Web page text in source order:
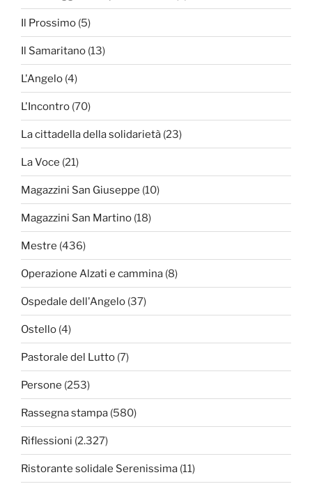
Il Prossimo (5)
Il Samaritano (13)
L'Angelo (4)
L'Incontro (70)
La cittadella della solidarietà (23)
La Voce (21)
Magazzini San Giuseppe (10)
Magazzini San Martino (18)
Mestre (436)
Operazione Alzati e cammina (8)
Ospedale dell'Angelo (37)
Ostello (4)
Pastorale del Lutto (7)
Persone (253)
Rassegna stampa (580)
Riflessioni (2.327)
Ristorante solidale Serenissima (11)